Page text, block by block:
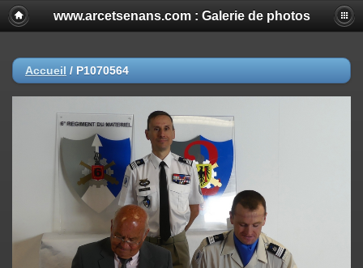
www.arcetsenans.com : Galerie de photos
Accueil / P1070564